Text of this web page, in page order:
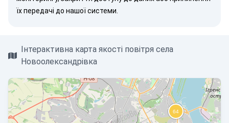
їх передачі до нашої системи.
Інтерактивна карта якості повітря села
Новоолександрівка